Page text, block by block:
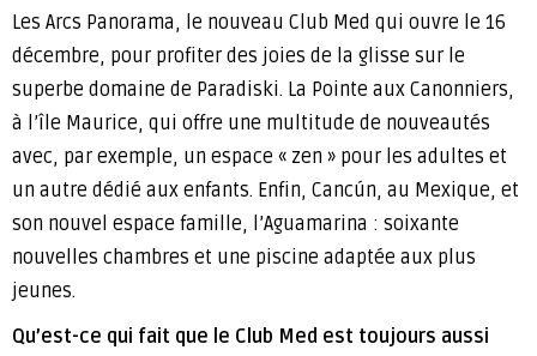
Les Arcs Panorama, le nouveau Club Med qui ouvre le 16
décembre, pour profiter des joies de la glisse sur le
superbe domaine de Paradiski. La Pointe aux Canonniers,
à l’île Maurice, qui offre une multitude de nouveautés
avec, par exemple, un espace « zen » pour les adultes et
un autre dédié aux enfants. Enfin, Cancún, au Mexique, et
son nouvel espace famille, l’Aguamarina : soixante
nouvelles chambres et une piscine adaptée aux plus
jeunes.
Qu’est-ce qui fait que le Club Med est toujours aussi